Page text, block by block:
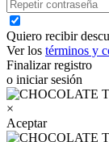
Quiero recibir
Ver los términos y
Finalizar registro
o iniciar sesión
×
Aceptar